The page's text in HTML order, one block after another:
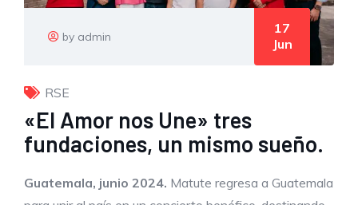
by admin
17
Jun
RSE
«El Amor nos Une» tres
fundaciones, un mismo sueño.
Guatemala, junio 2024. Matute regresa a Guatemala